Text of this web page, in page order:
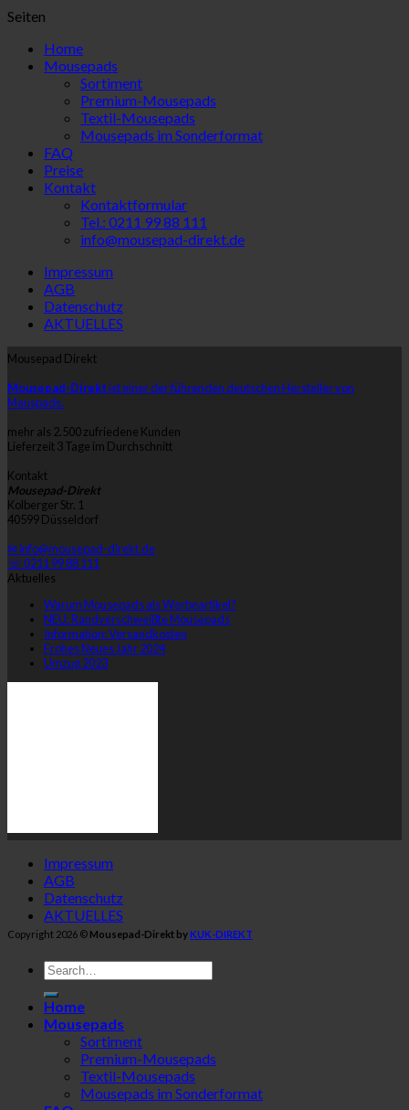
Seiten
Home
Mousepads
Sortiment
Premium-Mousepads
Textil-Mousepads
Mousepads im Sonderformat
FAQ
Preise
Kontakt
Kontaktformular
Tel.: 0211 99 88 111
info@mousepad-direkt.de
Impressum
AGB
Datenschutz
AKTUELLES
Mousepad Direkt
Mousepad-Direktist einer der führenden deutschen Hersteller von
Mauspads.
mehr als 2.500 zufriedene Kunden
Lieferzeit 3 Tage im Durchschnitt
Kontakt
Mousepad-Direkt
Kolberger Str. 1
40599 Düsseldorf
✉ info@mousepad-direkt.de
☏ 0211 99 88 111
Aktuelles
Warum Mousepads als Werbeartikel?
NEU: Randverschweißte Mousepads
Information: Versandkosten
Frohes Neues Jahr 2024
Umzug 2023
Impressum
AGB
Datenschutz
AKTUELLES
Copyright 2026 © Mousepad-Direkt byKUK-DIREKT
Home
Mousepads
Sortiment
Premium-Mousepads
Textil-Mousepads
Mousepads im Sonderformat